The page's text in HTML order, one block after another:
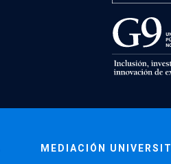
MEDIACIÓN